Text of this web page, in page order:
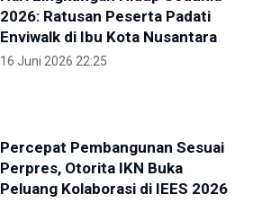
2026: Ratusan Peserta Padati
Enviwalk di Ibu Kota Nusantara
16 Juni 2026 22:25
Percepat Pembangunan Sesuai
Perpres, Otorita IKN Buka
Peluang Kolaborasi di IEES 2026